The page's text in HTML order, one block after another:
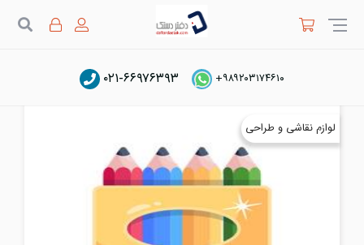
+۹۸۹۲۰۳۱۷۴۶۱۰ ۰۲۱-۶۶۹۷۶۳۹۳ لوازم هنری و سرگرمی
لوازم نقاشی و طراحی